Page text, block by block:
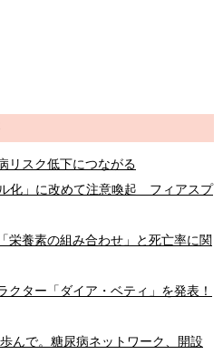
リスク低下につながる
化」に改めて注意喚起 フィアスプ
養素の組み合わせ」と死亡率に関
クター「ダイア・ベティ」を発表！
んで。糖尿病ネットワーク、開設